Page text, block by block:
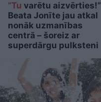
“Tu varētu aizvērties!”
Beata Jonīte jau atkal
nonāk uzmanības
centrā – šoreiz ar
superdārgu pulksteni